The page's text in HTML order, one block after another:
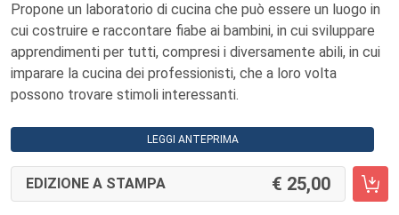
Propone un laboratorio di cucina che può essere un luogo in
cui costruire e raccontare fiabe ai bambini, in cui sviluppare
apprendimenti per tutti, compresi i diversamente abili, in cui
imparare la cucina dei professionisti, che a loro volta
possono trovare stimoli interessanti.
LEGGI ANTEPRIMA
EDIZIONE A STAMPA 25,00